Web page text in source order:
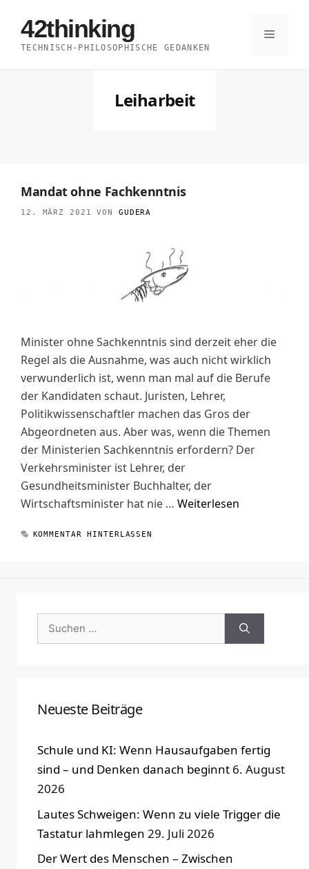
Inhalt
springen
42thinking
TECHNISCH-PHILOSOPHISCHE GEDANKEN
Menü
Leiharbeit
Mandat ohne Fachkenntnis
12. MÄRZ 2021 VON GUDERA
Minister ohne Sachkenntnis sind derzeit eher die
Regel als die Ausnahme, was auch nicht wirklich
verwunderlich ist, wenn man mal auf die Berufe
der Kandidaten schaut. Juristen, Lehrer,
Politikwissenschaftler machen das Gros der
Abgeordneten aus. Aber was, wenn die Themen
der Ministerien Sachkenntnis erfordern? Der
Verkehrsminister ist Lehrer, der
Gesundheitsminister Buchhalter, der
Wirtschaftsminister hat nie … Weiterlesen
KOMMENTAR HINTERLASSEN
Suchen
nach:
Neueste Beiträge
Schule und KI: Wenn Hausaufgaben fertig
sind – und Denken danach beginnt 6. August
2026
Lautes Schweigen: Wenn zu viele Trigger die
Tastatur lahmlegen 29. Juli 2026
Der Wert des Menschen – Zwischen